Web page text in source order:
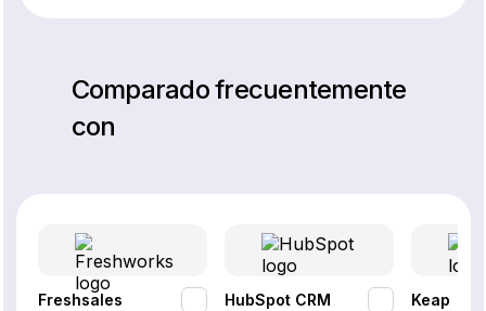
Comparado frecuentemente
con
Freshsales HubSpot CRM Keap